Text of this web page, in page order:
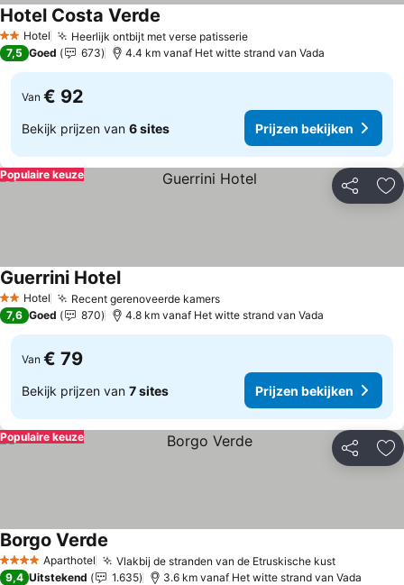
2 Sterren
Hotel Heerlijk ontbijt met verse patisserie
Hotel Costa Verde
7,5 Goed 673 4.4 km vanaf Het witte strand van Vada
Van € 92
Bekijk prijzen van 6 sites Prijzen bekijken
Delen
Populaire keuze
2 Sterren
Hotel Recent gerenoveerde kamers
Guerrini Hotel
7,6 Goed 870 4.8 km vanaf Het witte strand van Vada
Van € 79
Bekijk prijzen van 7 sites Prijzen bekijken
Delen
Populaire keuze
4 SterrenAparthotel Vlakbij de stranden van de Etruskische kust
Borgo Verde
9,4 Uitstekend 1.635 3.6 km vanaf Het witte strand van Vada